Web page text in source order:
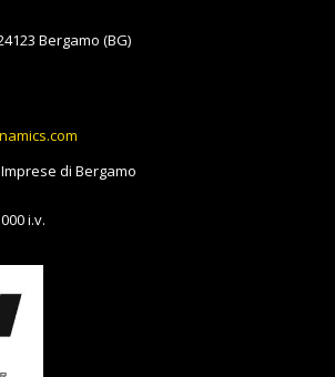
in
in
in
in
Bergamo (BG)
Imprese di Bergamo
i.v.